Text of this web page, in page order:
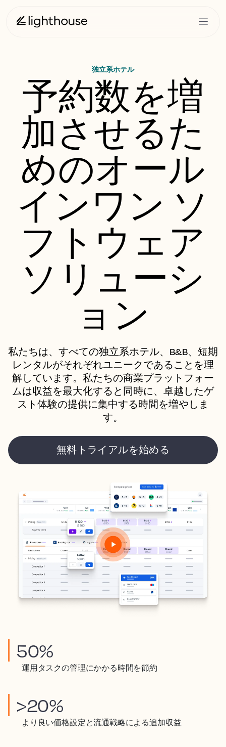
独立系ホテル
予約数を増
加させるた
めのオール
インワン ソ
フトウェア
ソリューシ
ョン
私たちは、すべての独立系ホテル、B&B、短期
レンタルがそれぞれユニークであることを理
解しています。私たちの商業プラットフォー
ムは収益を最大化すると同時に、卓越したゲ
スト体験の提供に集中する時間を増やしま
す。
無料トライアルを始める
50%
運用タスクの管理にかかる時間を節約
>20%
より良い価格設定と流通戦略による追加収益